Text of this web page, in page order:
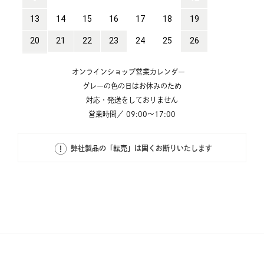
オンラインショップ営業カレンダー
グレーの色の日はお休みのため
対応・発送をしておりません
営業時間／ 09:00～17:00
弊社製品の「転売」は固くお断りいたします